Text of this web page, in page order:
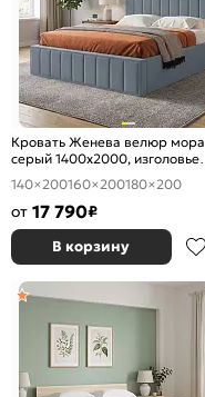
Кровать Женева велюр мора
серый 1400x2000, изголовье
мягкое
140×200160×200180×200
от 17 790₽
В корзину